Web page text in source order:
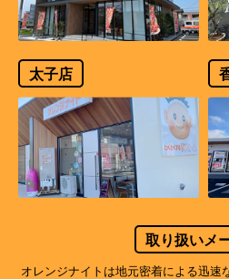
太子店
取り扱いメ
オレンジナイトは地元密着による迅速